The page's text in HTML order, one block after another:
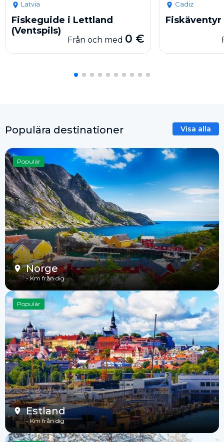
Latvia
Fiskeguide i Lettland
(Ventspils)
Från och med 0 €
Cadiz
Fiskäventyr
Populära destinationer Visa alla
Populär
Norge
-Km från dig
Populär
Estland
-Km från dig